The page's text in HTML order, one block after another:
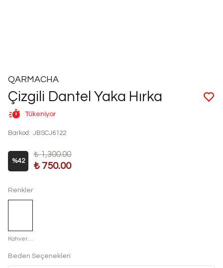
QARMACHA
Çizgili Dantel Yaka Hırka
Tükeniyor
Barkod : JBSCJ6122
%42
₺ 1,300.00
₺ 750.00
Renkler
Beden Seçenekleri